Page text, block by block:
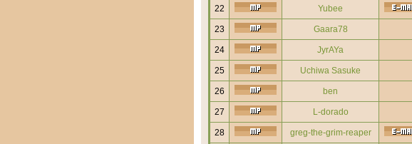
22 Yubee
23 Gaara78
24 JyrAYa
25 Uchiwa Sasuke
26 ben
27 L-dorado
28 greg-the-grim-reaper